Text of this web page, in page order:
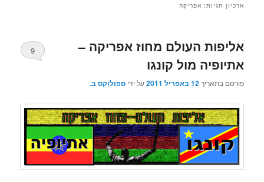
ארכיון תגיות: אפריקה
אליפות העולם מחוז אפריקה –
אתיופיה מול קונגו
פורסם בתאריך12 באפריל 2011 על ידיספולוקס ב.
9